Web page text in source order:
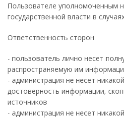
Пользователе уполномоченным
государственной власти в
Ответственность сторон
- пользователь лично несет
распространяемую им
- администрация не несет
достоверность информации,
источников
- администрация не несет